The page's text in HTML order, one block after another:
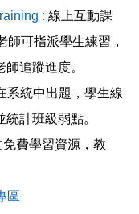
: 線上互動課
可指派學生練習，
追蹤進度。
系統中出題，學生線
統計班級弱點。
免費學習資源，教
區